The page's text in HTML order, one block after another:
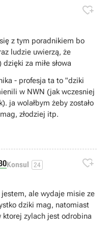

z tym poradnikiem bo
ludzie uwierzą, że
za miłe słowa
- profesja ta to "dziki
w NWN (jak wczesniej
ja wolałbym żeby zostało
złodziej itp.
Konsul 24 
ale wydaje misie ze
dziki mag, natomiast
zylach jest odrobina